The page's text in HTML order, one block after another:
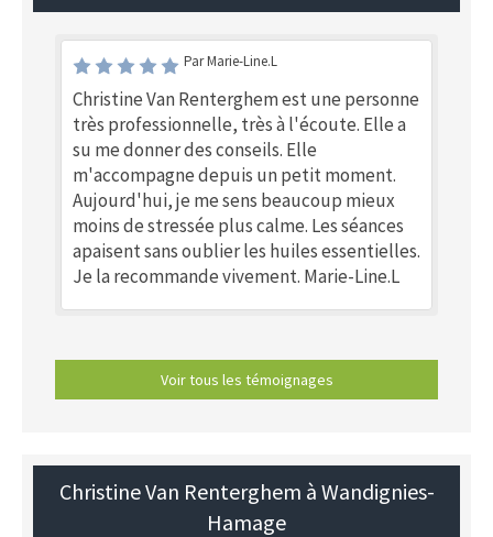
Par Marie-Line.L
Christine Van Renterghem est une personne
très professionnelle, très à l'écoute. Elle a
su me donner des conseils. Elle
m'accompagne depuis un petit moment.
Aujourd'hui, je me sens beaucoup mieux
moins de stressée plus calme. Les séances
apaisent sans oublier les huiles essentielles.
Je la recommande vivement. Marie-Line.L
Voir tous les témoignages
Christine Van Renterghem à Wandignies-
Hamage